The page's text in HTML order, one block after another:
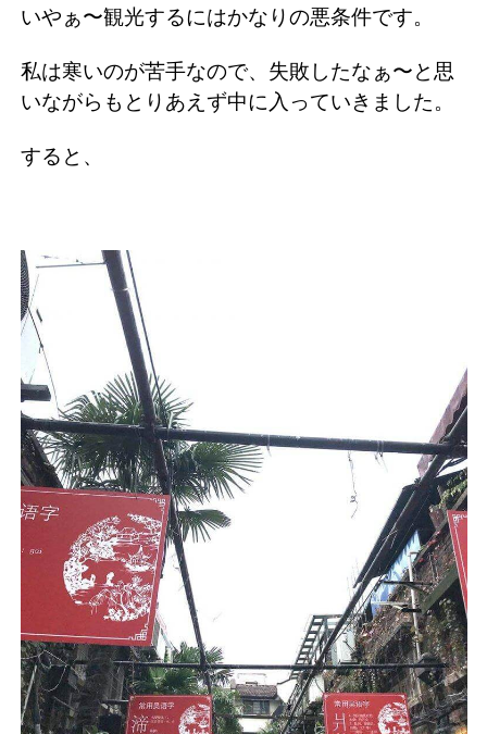
いやぁ〜観光するにはかなりの悪条件です。
私は寒いのが苦手なので、失敗したなぁ〜と思
いながらもとりあえず中に入っていきました。
すると、